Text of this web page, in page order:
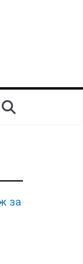
за